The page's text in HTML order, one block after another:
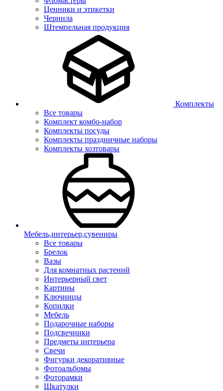
Ценники и этикетки
Чернила
Штемпельная продукция
Комплекты
Все товары
Комплект комбо-набор
Комплекты посуды
Комплекты праздничные наборы
Комплекты хозтовары
Мебель,интерьер,сувениры
Все товары
Брелок
Вазы
Для комнатных растений
Интерьерный свет
Картины
Ключницы
Копилки
Мебель
Подарочные наборы
Подсвечники
Предметы интерьера
Свечи
Фигурки декоративные
Фотоальбомы
Фоторамки
Шкатулки